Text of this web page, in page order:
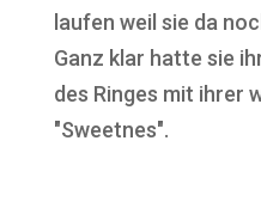
laufen weil sie da
Ganz klar hatte sie
des Ringes mit ihrer
"Sweetnes".